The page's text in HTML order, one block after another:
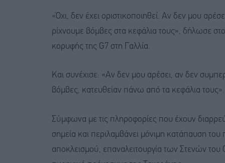
«Όχι, δεν έχει οριστικοποιηθεί. Αν δεν μου
ρίχνουμε βόμβες στα κεφάλια τους», δήλωσε
κορυφής της G7 στη Γαλλία.
Και συνέχισε: «Αν δεν μου αρέσει, αν δεν
βόμβες, κατευθείαν πάνω από τα κεφάλια τους».
Σύμφωνα με τις πληροφορίες που έχουν
σημεία και περιλαμβάνει μόνιμη κατάπαυση
αποκλεισμού, επαναλειτουργία των Στενών